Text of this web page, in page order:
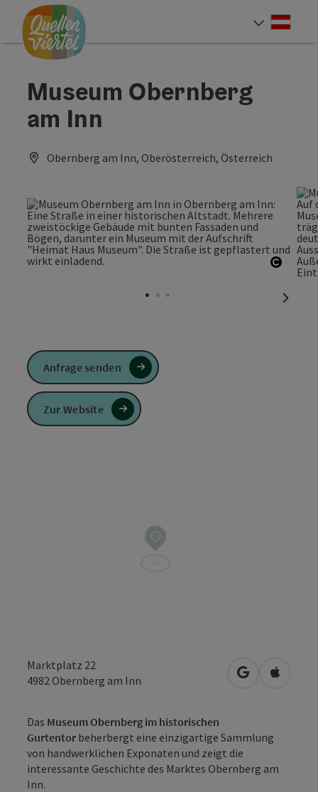
Zum Inhalt
Zur Navigation
Zum Seitenanfang
Museum Obernberg
am Inn
Obernberg am Inn, Oberösterreich, Österreich
Marktplatz 22
4982 Obernberg am Inn in Google
in
Das Museum Obernberg im historischen
Gurtentor beherbergt eine einzigartige Sammlung
von handwerklichen Exponaten und zeigt die
interessante Geschichte des Marktes Obernberg am
Inn.
Anfrage senden
Zur Website